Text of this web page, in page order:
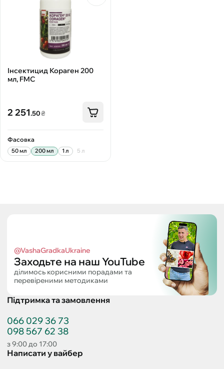
Інсектицид Кораген 200
мл, FMC
2 251.50₴
Фасовка
50 мл 200 мл 1 л 5 л
@VashaGradkaUkraine
Заходьте на наш YouTube
ділимось корисними порадами та
перевіреними методиками
Підтримка та замовлення
066 029 36 73
098 567 62 38
з 9:00 до 17:00
Написати у вайбер